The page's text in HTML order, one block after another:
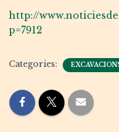
http://
p=7912
Categories: